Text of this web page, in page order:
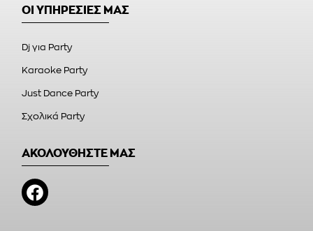
ΟΙ ΥΠΗΡΕΣΙΕΣ ΜΑΣ
Dj για Party
Karaoke Party
Just Dance Party
Σχολικά Party
ΑΚΟΛΟΥΘΗΣΤΕ ΜΑΣ